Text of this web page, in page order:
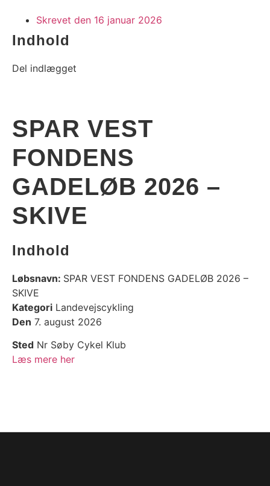
Skrevet den 16 januar 2026
Indhold
Del indlægget
SPAR VEST
FONDENS
GADELØB 2026 –
SKIVE
Indhold
Løbsnavn: SPAR VEST FONDENS GADELØB 2026 –
SKIVE
Kategori Landevejscykling
Den 7. august 2026
Sted Nr Søby Cykel Klub
Læs mere her